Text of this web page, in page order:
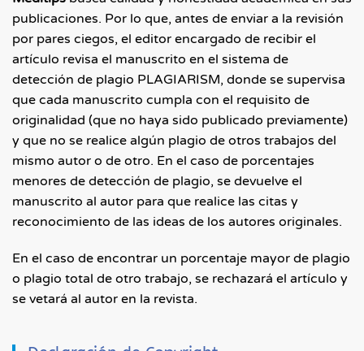
publicaciones. Por lo que, antes de enviar a la revisión
por pares ciegos, el editor encargado de recibir el
artículo revisa el manuscrito en el sistema de
detección de plagio PLAGIARISM, donde se supervisa
que cada manuscrito cumpla con el requisito de
originalidad (que no haya sido publicado previamente)
y que no se realice algún plagio de otros trabajos del
mismo autor o de otro. En el caso de porcentajes
menores de detección de plagio, se devuelve el
manuscrito al autor para que realice las citas y
reconocimiento de las ideas de los autores originales.
En el caso de encontrar un porcentaje mayor de plagio
o plagio total de otro trabajo, se rechazará el artículo y
se vetará al autor en la revista.